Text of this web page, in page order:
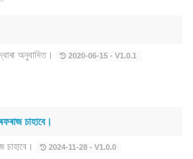
অনুবাদিত। 2020-06-15 - V1.0.1
চাহাবে।
চাহাবে। 2024-11-28 - V1.0.0